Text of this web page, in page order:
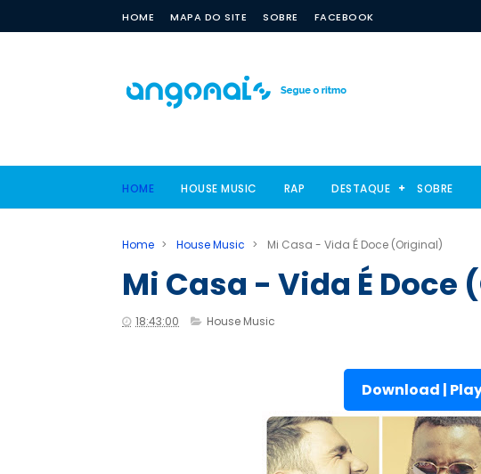
HOME MAPA DO SITE SOBRE FACEBOOK
HOME HOUSE MUSIC RAP DESTAQUE SOBRE
Home > House Music > Mi Casa - Vida É Doce (Original)
Mi Casa - Vida É Doce
18:43:00 House Music
Download |